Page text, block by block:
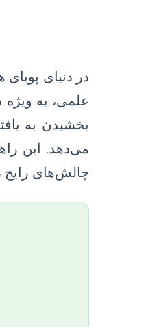
در دنیای
علمی، به ویژه
بخشیدن به
می‌دهد. این
چالش‌های رایج